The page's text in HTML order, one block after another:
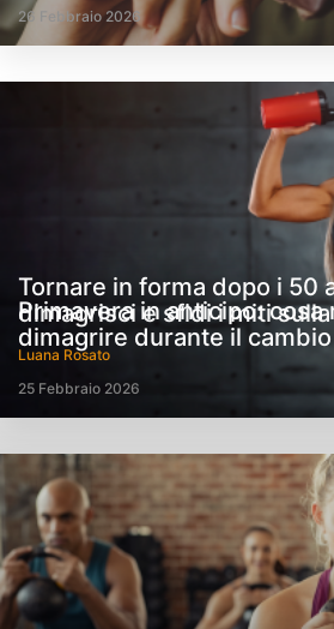
26 Febbraio 2026
Tornare in forma dopo i 50
dimagrisci e sfidi i miti
Luana Rosato
25 Febbraio 2026
Primavera in anticipo: cosa
dimagrire durante il